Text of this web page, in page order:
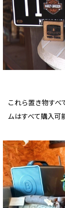
これら置き物すべ
ムはすべて購入可